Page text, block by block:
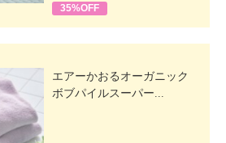
35%OFF
エアーかおるオーガニック
ボブパイルスーパー...